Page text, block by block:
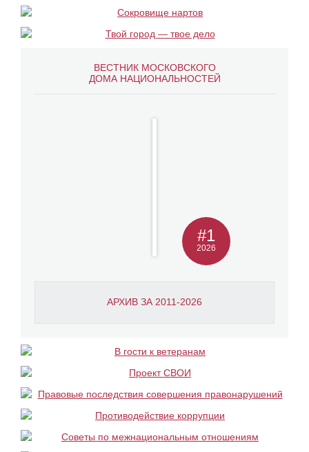
ВЕСТНИК МОСКОВСКОГО
ДОМА НАЦИОНАЛЬНОСТЕЙ
АРХИВ ЗА 2011-2026
#1
2026